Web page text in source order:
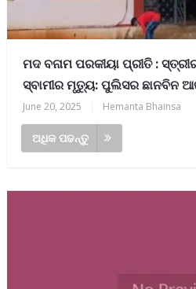
ମଦ ବନାମ ପରକୀୟା ପ୍ରୀତି :
ସ୍ବାମୀର ମୃତ୍ୟୁ: ପୁଲିସର ଛାନବିନ
June 20, 2025 Hemanta Bhainsa
ଅଧିକ ପଢନ୍ତୁ